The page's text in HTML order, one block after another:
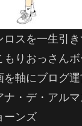
ロスを一生引
もりおっさん
軸にブログ運
ナ・デ・アルマ
ーンズ